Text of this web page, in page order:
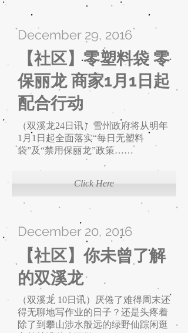
December 29, 2016
【社区】零塑料袋 零
保丽龙 商家1月1日起
配合行动
（双溪龙24日讯）雪州政府将从明年
1月1日起全面落实“每日无塑料
袋”及“禁用保丽龙”政策……
Click Here
December 20, 2016
【社区】你未曾了解
的双溪龙
（双溪龙 10日讯）厌倦了难得周末还
得无聊地写作业的日子？还是头疼着
除了到攀山涉水般远的绿野仙踪闲逛